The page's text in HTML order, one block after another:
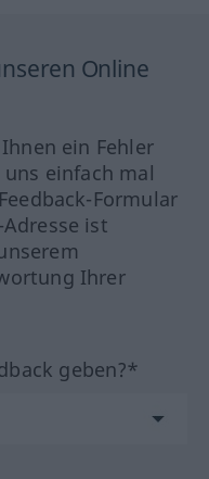
Online
ein Fehler
einfach mal
Formular
ist
Ihrer
geben?*